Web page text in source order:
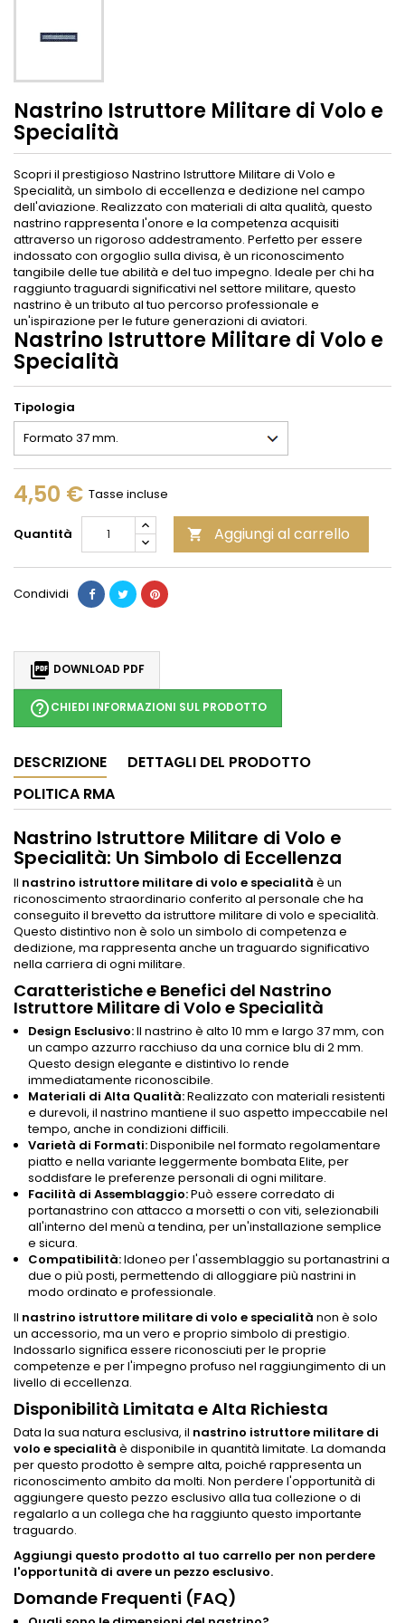
Nastrino Istruttore Militare di Volo e
Specialità
Scopri il prestigioso Nastrino Istruttore Militare di Volo e
Specialità, un simbolo di eccellenza e dedizione nel campo
dell'aviazione. Realizzato con materiali di alta qualità, questo
nastrino rappresenta l'onore e la competenza acquisiti
attraverso un rigoroso addestramento. Perfetto per essere
indossato con orgoglio sulla divisa, è un riconoscimento
tangibile delle tue abilità e del tuo impegno. Ideale per chi ha
raggiunto traguardi significativi nel settore militare, questo
nastrino è un tributo al tuo percorso professionale e
un'ispirazione per le future generazioni di aviatori.
Nastrino Istruttore Militare di Volo e
Specialità
Tipologia
4,50 € Tasse incluse
Quantità  Aggiungi al carrello
Condividi
 DOWNLOAD PDF
help_outlineCHIEDI INFORMAZIONI SUL PRODOTTO
DESCRIZIONE
DETTAGLI DEL PRODOTTO
POLITICA RMA
Nastrino Istruttore Militare di Volo e
Specialità: Un Simbolo di Eccellenza
Il nastrino istruttore militare di volo e specialità è un
riconoscimento straordinario conferito al personale che ha
conseguito il brevetto da istruttore militare di volo e specialità.
Questo distintivo non è solo un simbolo di competenza e
dedizione, ma rappresenta anche un traguardo significativo
nella carriera di ogni militare.
Caratteristiche e Benefici del Nastrino
Istruttore Militare di Volo e Specialità
Design Esclusivo:Il nastrino è alto 10 mm e largo 37 mm, con
un campo azzurro racchiuso da una cornice blu di 2 mm.
Questo design elegante e distintivo lo rende
immediatamente riconoscibile.
Materiali di Alta Qualità:Realizzato con materiali resistenti
e durevoli, il nastrino mantiene il suo aspetto impeccabile nel
tempo, anche in condizioni difficili.
Varietà di Formati:Disponibile nel formato regolamentare
piatto e nella variante leggermente bombata Elite, per
soddisfare le preferenze personali di ogni militare.
Facilità di Assemblaggio:Può essere corredato di
portanastrino con attacco a morsetti o con viti, selezionabili
all'interno del menù a tendina, per un'installazione semplice
e sicura.
Compatibilità:Idoneo per l'assemblaggio su portanastrini a
due o più posti, permettendo di alloggiare più nastrini in
modo ordinato e professionale.
Il nastrino istruttore militare di volo e specialità non è solo
un accessorio, ma un vero e proprio simbolo di prestigio.
Indossarlo significa essere riconosciuti per le proprie
competenze e per l'impegno profuso nel raggiungimento di un
livello di eccellenza.
Disponibilità Limitata e Alta Richiesta
Data la sua natura esclusiva, il nastrino istruttore militare di
volo e specialità è disponibile in quantità limitate. La domanda
per questo prodotto è sempre alta, poiché rappresenta un
riconoscimento ambito da molti. Non perdere l'opportunità di
aggiungere questo pezzo esclusivo alla tua collezione o di
regalarlo a un collega che ha raggiunto questo importante
traguardo.
Aggiungi questo prodotto al tuo carrello per non perdere
l'opportunità di avere un pezzo esclusivo.
Domande Frequenti (FAQ)